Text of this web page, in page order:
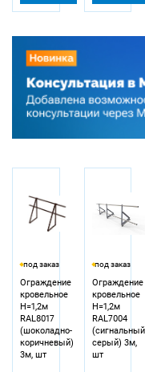
под заказ
Ограждение
кровельное
Н=1,2м
RAL8017
(шоколадно-
коричневый)
3м, шт
под заказ
Ограждение
кровельное
Н=1,2м
RAL7004
(сигнальный
серый) 3м,
шт